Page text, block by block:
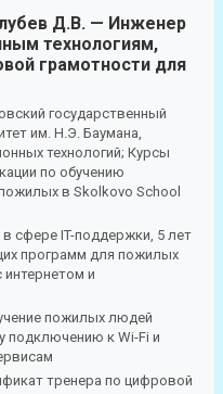
Д.В. — Инженер
технологиям,
грамотности для
государственный
им. Н.Э. Баумана,
технологий; Курсы
по обучению
в Skolkovo School
сфере IT-поддержки, 5 лет
программ для пожилых
и
пожилых людей
подключению к Wi-Fi и
тренера по цифровой